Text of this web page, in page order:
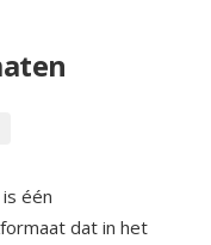
één
dat in het